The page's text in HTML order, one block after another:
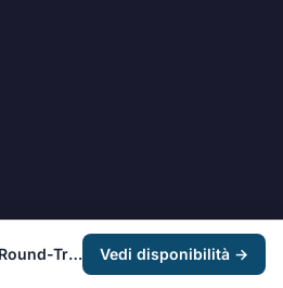
Kotor: Official Cable Car Round-Trip Ticket Vedi disponibilità →